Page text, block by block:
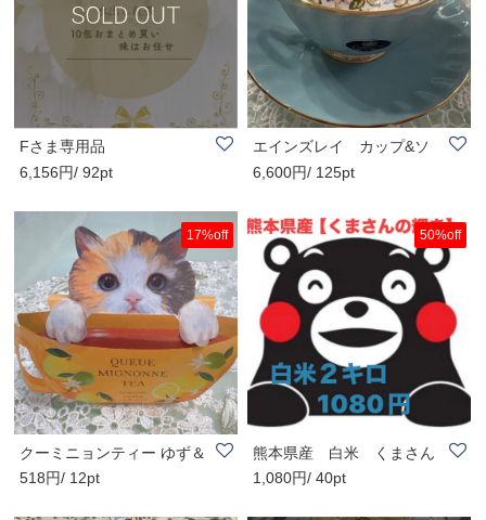
Fさま専用品
6,156円/ 92pt
エインズレイ カップ&ソ
−サ−
6,600円/ 125pt
17%off
クーミニョンティー ゆず＆
アールグレイ
518円/ 12pt
50%off
熊本県産 白米 くまさん
の輝き（２キロ）
1,080円/ 40pt